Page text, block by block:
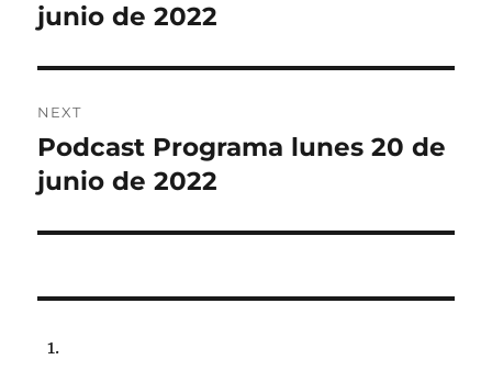
post:
junio de 2022
NEXT
Next
post:
Podcast Programa lunes 20 de
junio de 2022